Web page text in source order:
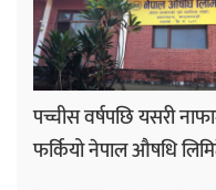
पच्चीस वर्षपछि यसरी
फर्कियो नेपाल औषधि